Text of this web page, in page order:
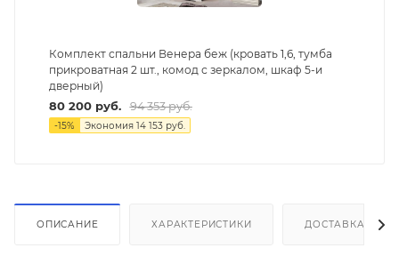
Комплект спальни Венера беж (кровать 1,6, тумба
прикроватная 2 шт., комод с зеркалом, шкаф 5-и
дверный)
80 200руб. 94 353руб.
-15% Экономия 14 153руб.
ОПИСАНИЕ ХАРАКТЕРИСТИКИ ДОСТАВКА И